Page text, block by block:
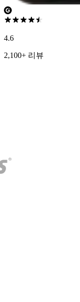
4.6
2,100+ 리뷰